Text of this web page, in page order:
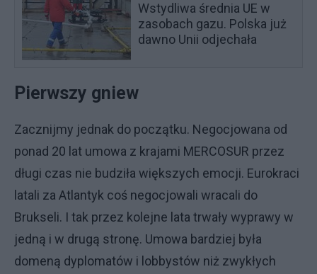
Wstydliwa średnia UE w
zasobach gazu. Polska już
dawno Unii odjechała
Pierwszy gniew
Zacznijmy jednak do początku. Negocjowana od
ponad 20 lat umowa z krajami MERCOSUR przez
długi czas nie budziła większych emocji. Eurokraci
latali za Atlantyk coś negocjowali wracali do
Brukseli. I tak przez kolejne lata trwały wyprawy w
jedną i w drugą stronę. Umowa bardziej była
domeną dyplomatów i lobbystów niż zwykłych